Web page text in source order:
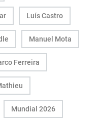
Luís Castro
Manuel Mota
Ferreira
Mundial 2026